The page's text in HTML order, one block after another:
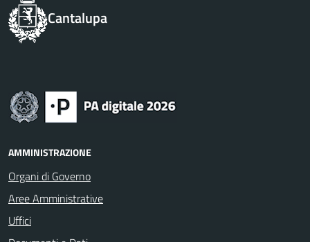
Cantalupa
AMMINISTRAZIONE
Organi di Governo
Aree Amministrative
Uffici